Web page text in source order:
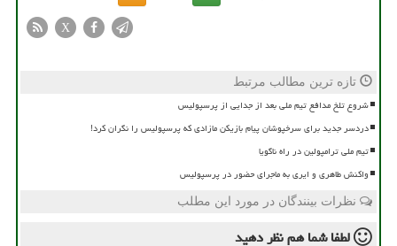
X
تازه ترین مطالب مرتبط
شروع تلخ مدافع تیم ملی بعد از جدایی از پرسپولیس
دردسر جدید برای سرخپوشان پیام بازیکن مازادی که پرسپولیس را نگران کرد!
تیم ملی ترامپولین در راه ناگویا
واکنش طاهری و ایری به ماجرای حضور در پرسپولیس
نظرات بینندگان در مورد این مطلب
لطفا شما همنظر دهید